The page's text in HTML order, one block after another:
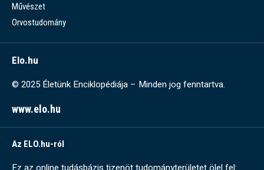
Művészet
Orvostudomány
Elo.hu
© 2025 Életünk Enciklopédiája – Minden jog fenntartva.
www.elo.hu
Az ELO.hu-ról